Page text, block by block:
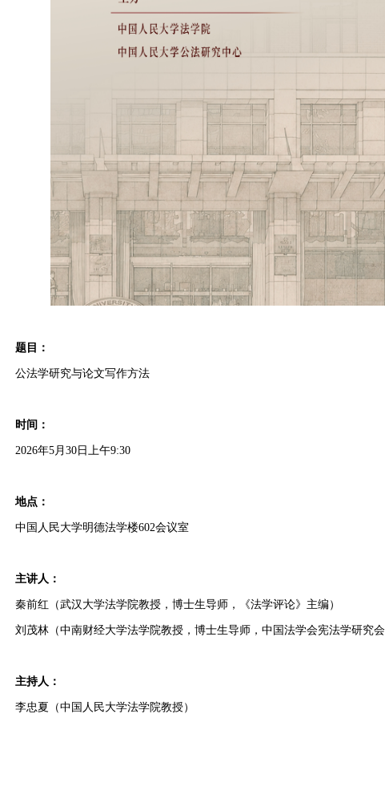
题目：
公法学研究与论文写作方法
时间：
2026年5月 30 日上午9:30
地点：
中国人民大学明德法学楼602会议室
主讲人：
秦前红（武汉大学法学院教授，博士生导师，《法学评论》主编）
刘茂林（中南财经大学法学院教授，博士生导师，中国法学会宪法学研究会
主持人：
李忠夏（中国人民大学法学院教授）